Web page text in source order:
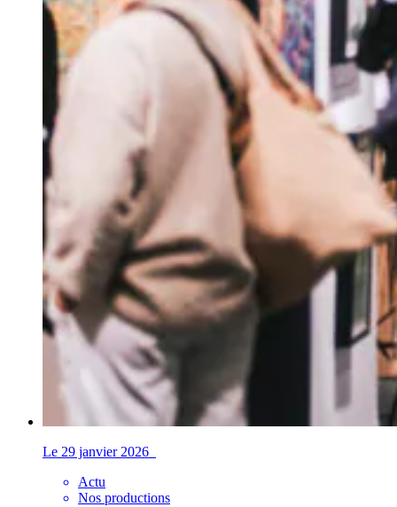
Le 29 janvier 2026
Actu
Nos productions